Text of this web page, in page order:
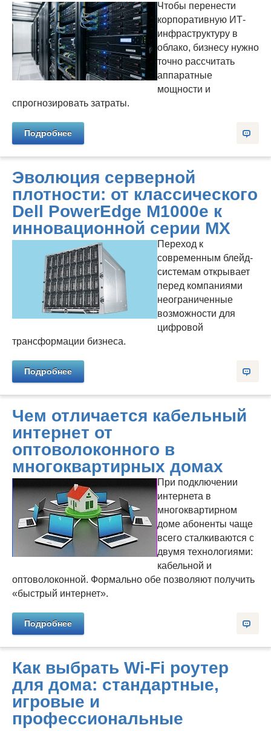
Чтобы перенести
корпоративную ИТ-
инфраструктуру в
облако, бизнесу нужно
точно рассчитать
аппаратные
мощности и
спрогнозировать затраты.
Подробнее
Эволюция серверной
плотности: от классического
Dell PowerEdge M1000e к
инновационной серии MX
Переход к
современным блейд-
системам открывает
перед компаниями
неограниченные
возможности для
цифровой
трансформации бизнеса.
Подробнее
Чем отличается кабельный
интернет от
оптоволоконного в
многоквартирных домах
При подключении
интернета в
многоквартирном
доме абоненты чаще
всего сталкиваются с
двумя технологиями:
кабельной и
оптоволоконной. Формально обе позволяют получить
«быстрый интернет».
Подробнее
Как выбрать Wi-Fi роутер
для дома: стандартные,
игровые и
профессиональные